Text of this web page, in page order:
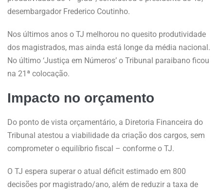
desembargador Frederico Coutinho.
Nos últimos anos o TJ melhorou no quesito produtividade
dos magistrados, mas ainda está longe da média nacional.
No último ‘Justiça em Números’ o Tribunal paraibano ficou
na 21ª colocação.
Impacto no orçamento
Do ponto de vista orçamentário, a Diretoria Financeira do
Tribunal atestou a viabilidade da criação dos cargos, sem
comprometer o equilíbrio fiscal – conforme o TJ.
O TJ espera superar o atual déficit estimado em 800
decisões por magistrado/ano, além de reduzir a taxa de